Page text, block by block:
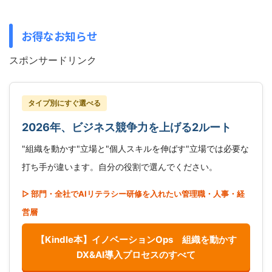
お得なお知らせ
スポンサードリンク
タイプ別にすぐ選べる
2026年、ビジネス競争力を上げる2ルート
"組織を動かす"立場と"個人スキルを伸ばす"立場では必要な
打ち手が違います。自分の役割で選んでください。
▷ 部門・全社でAIリテラシー研修を入れたい管理職・人事・経
営層
【Kindle本】イノベーションOps 組織を動かす
DX&AI導入プロセスのすべて